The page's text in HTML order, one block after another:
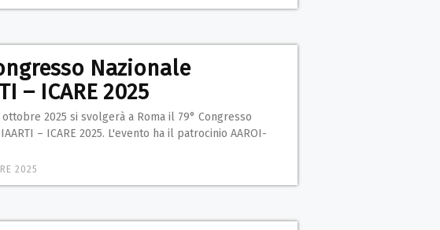
Nazionale
– ICARE 2025
ottobre 2025 si svolgerà a Roma il 79° Congresso
– ICARE 2025. L'evento ha il patrocinio AAROI-
2025